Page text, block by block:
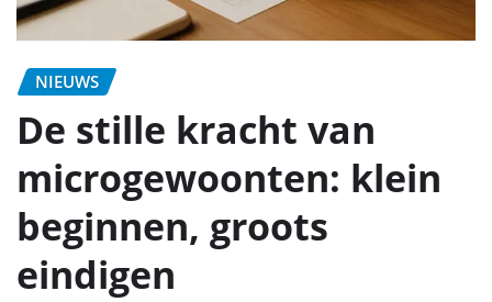
NIEUWS
De stille kracht van
microgewoonten: klein
beginnen, groots
eindigen